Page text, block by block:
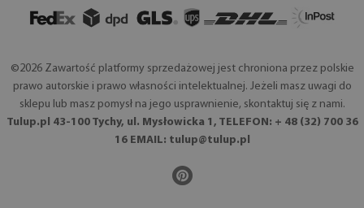
©2026 Zawartość platformy sprzedażowej jest chroniona przez polskie
prawo autorskie i prawo własności intelektualnej. Jeżeli masz uwagi do
sklepu lub masz pomysł na jego usprawnienie, skontaktuj się z nami.
Tulup.pl 43-100 Tychy, ul. Mysłowicka 1, TELEFON: + 48 (32) 700 36
16 EMAIL: tulup@tulup.pl